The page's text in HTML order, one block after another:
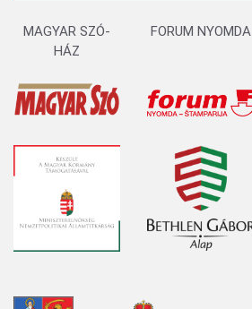
MAGYAR SZÓ-
HÁZ
FORUM NYOMDA